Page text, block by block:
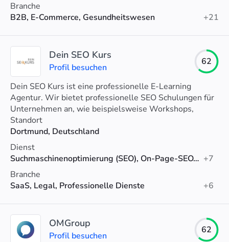
Branche
B2B, E-Commerce, Gesundheitswesen
+21
Dein SEO Kurs
Profil besuchen
62
Dein SEO Kurs ist eine professionelle E-Learning
Agentur. Wir bietet professionelle SEO Schulungen für
Unternehmen an, wie beispielsweise Workshops,
Coachings oder eine SEO Sprechstunde.
Standort
Dortmund, Deutschland
Dienst
Suchmaschinenoptimierung (SEO), On-Page-SEO, SEO-Beratung +7
Branche
SaaS, Legal, Professionelle Dienste
+6
OMGroup
Profil besuchen
62